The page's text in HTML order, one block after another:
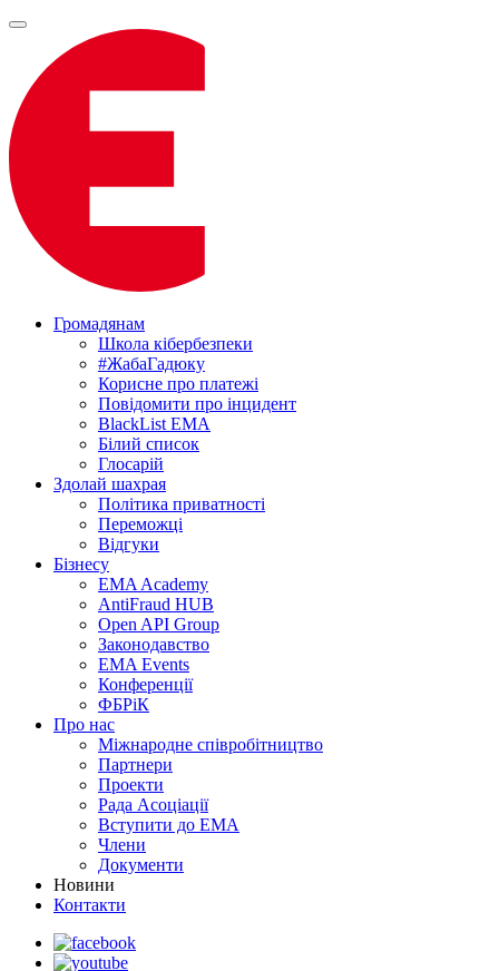
Громадянам
Школа кібербезпеки
#ЖабаГадюку
Корисне про платежі
Повідомити про інцидент
BlackList EMA
Білий список
Глосарій
Здолай шахрая
Політика приватності
Переможцi
Відгуки
Бізнесу
EMA Academy
AntiFraud HUB
Open API Group
Законодавство
EMA Events
Конференції
ФБРіК
Про нас
Міжнародне співробітництво
Партнери
Проекти
Рада Асоціації
Вступити до ЕМА
Члени
Документи
Новини
Контакти